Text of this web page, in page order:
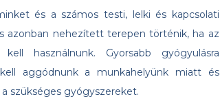
és a számos testi, lelki és kapcsolati
azonban nehezített terepen történik, ha az
használnunk. Gyorsabb gyógyulásra
aggódnunk a munkahelyünk miatt és
szükséges gyógyszereket.